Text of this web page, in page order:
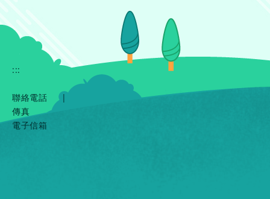
:::
聯絡電話
|
傳真
電子信箱